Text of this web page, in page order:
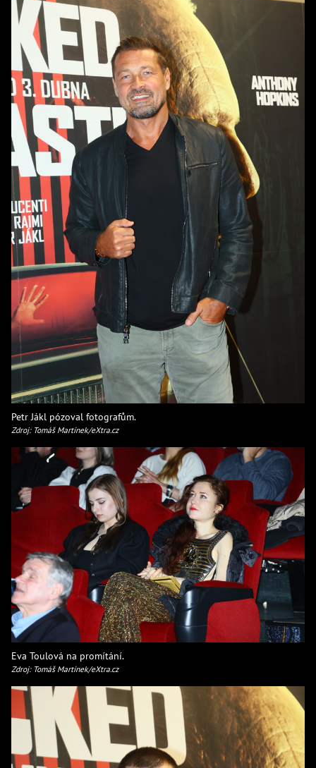
Petr Jákl pózoval fotografům.
Zdroj: Tomáš Martínek/eXtra.cz
Eva Toulová na promítání.
Zdroj: Tomáš Martínek/eXtra.cz